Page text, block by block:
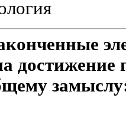
достижение